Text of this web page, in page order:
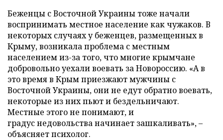
Беженцы с Восточной Украины тоже начали
воспринимать местное население как чужаков. В
некоторых случаях у беженцев, размещенных в
Крыму, возникала проблема с местным
населением из-за того, что многие крымчане
добровольно уехали воевать за Новороссию. «А в
это время в Крым приезжают мужчины с
Восточной Украины, они не едут обратно воевать,
некоторые из них пьют и бездельничают.
Местные этого не понимают, и
градус недовольства начинает зашкаливать», –
объясняет психолог.